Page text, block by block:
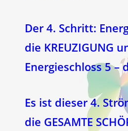
Der 4. Schritt:
die KREUZIGUNG
Energieschloss 5 –
Es ist dieser 4.
die GESAMTE